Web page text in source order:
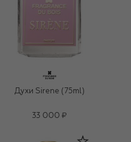
Духи Sirene (75ml)
33 000 ₽